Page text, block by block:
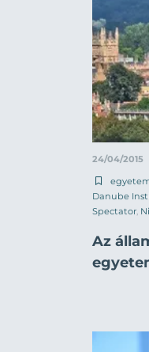
24/04/2015
Danube
Spectator,
Az